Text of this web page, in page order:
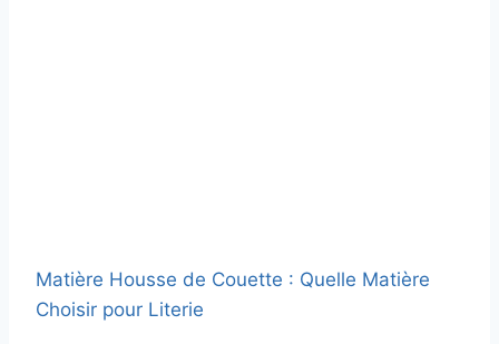
Matière Housse de Couette : Quelle Matière
Choisir pour Literie